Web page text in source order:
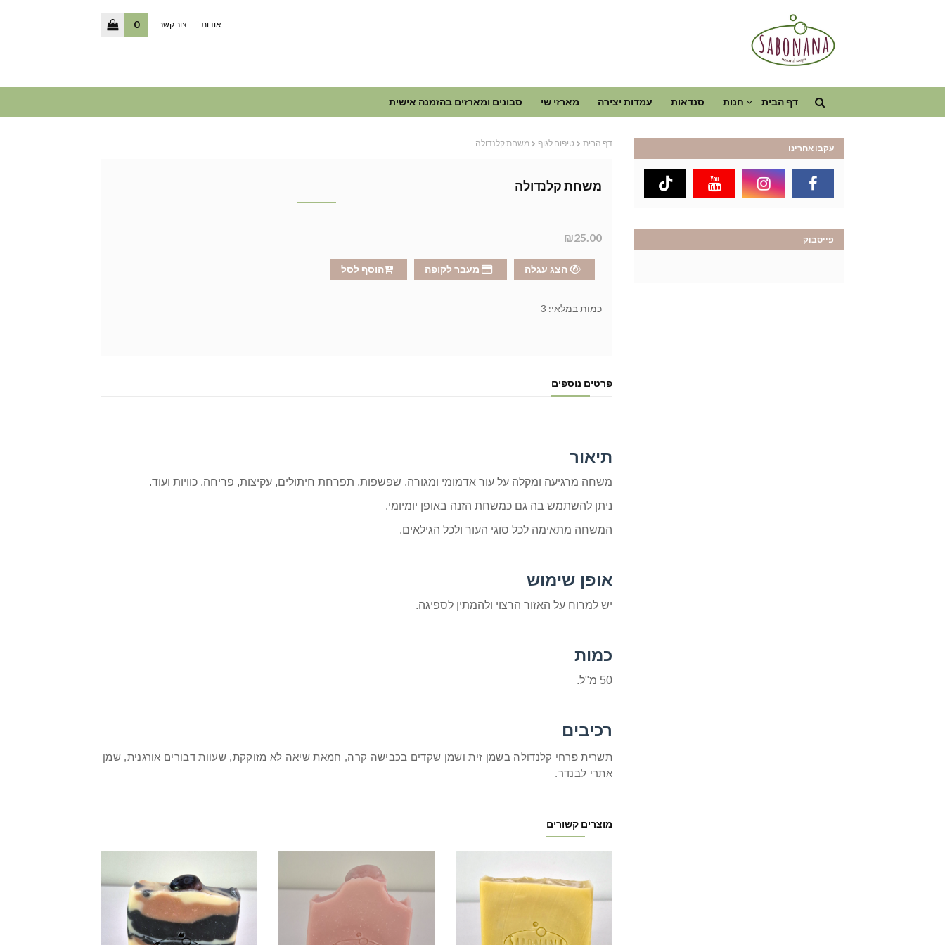
אודות צור קשר 0
דף הבית חנות סנדאות עמדות יצירה מארזי שי סבונים ומארזים בהזמנה אישית
דף הבית טיפוח לגוף משחת קלנדולה
משחת קלנדולה
₪25.00
הצג עגלה מעבר לקופה הוסף לסל
כמות במלאי: 3
פרטים נוספים
תיאור
משחה מרגיעה ומקלה על עור אדמומי ומגורה, שפשפות, תפרחת חיתולים, עקיצות, פריחה, כוויות ועוד.
ניתן להשתמש בה גם כמשחת הזנה באופן יומיומי.
המשחה מתאימה לכל סוגי העור ולכל הגילאים.
אופן שימוש
יש למרוח על האזור הרצוי ולהמתין לספיגה.
כמות
50 מ"ל.
רכיבים
תשרית פרחי קלנדולה בשמן זית ושמן שקדים בכבישה קרה, חמאת שיאה לא מזוקקת, שעוות דבורים אורגנית, שמן
אתרי לבנדר.
מוצרים קשורים
עקבו אחרינו
פייסבוק